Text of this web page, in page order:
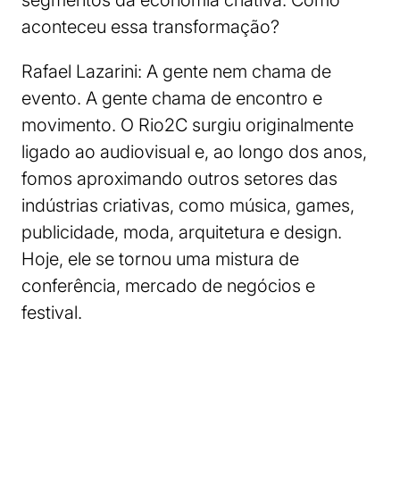
aconteceu essa transformação?
Rafael Lazarini: A gente nem chama de
evento. A gente chama de encontro e
movimento. O Rio2C surgiu originalmente
ligado ao audiovisual e, ao longo dos anos,
fomos aproximando outros setores das
indústrias criativas, como música, games,
publicidade, moda, arquitetura e design.
Hoje, ele se tornou uma mistura de
conferência, mercado de negócios e
festival.